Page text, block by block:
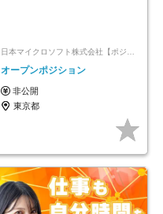
日本マイクロソフト株式会社【ポジションマッチ登録】
オープンポジション
非公開
東京都